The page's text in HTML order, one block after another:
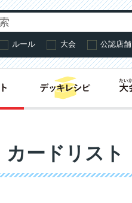
ルール 大会 公認店舗
カードリスト